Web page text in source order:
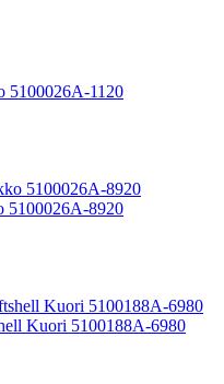
5100026A-1120
8920
Kuori 5100188A-6980